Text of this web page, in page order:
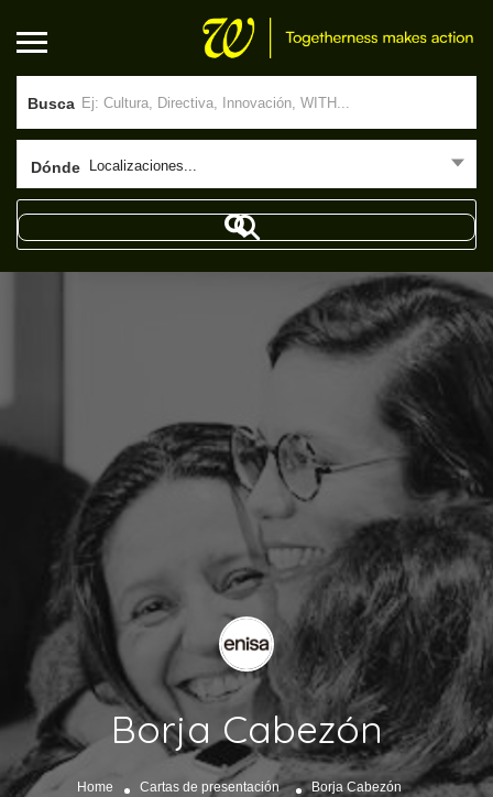
Busca
Dónde Localizaciones...
Borja Cabezón
Home Cartas de presentación Borja Cabezón